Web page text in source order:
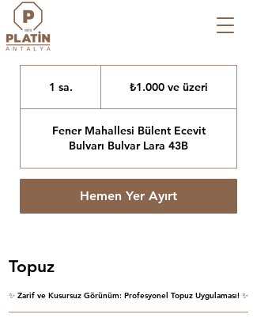
Topuz
✨ Zarif ve Kusursuz Görünüm: Profesyonel Topuz Uygulaması! ✨
1 sa.
üzeri
₺1.000 ve üzeri
Fener Mahallesi Bülent Ecevit
Bulvarı Bulvar Lara 43B
Hemen Yer Ayırt